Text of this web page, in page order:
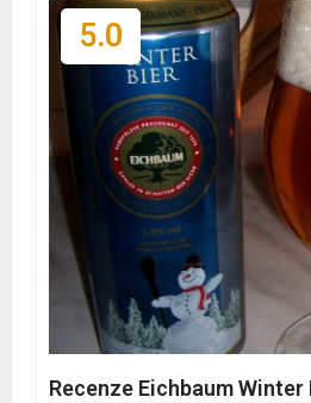
5.0
Recenze Eichbaum Winter